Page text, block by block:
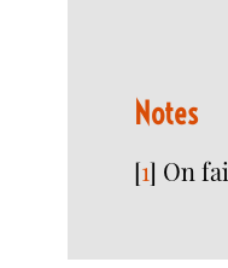
Notes
[1] On